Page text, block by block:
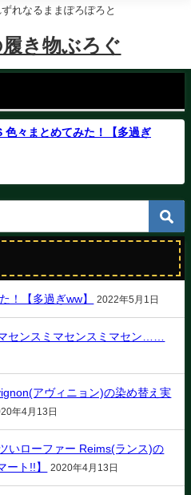
れなるままぽろぽろと
き物ぶろぐ
色々まとめてみた！【多過ぎ
！【多過ぎww】 2022年5月1日
センスミマセンスミマセン……
アヴィニョン)の染め替え実
年4月13日
いローファー Reims(ランス)の
ート!!】
2020年4月13日